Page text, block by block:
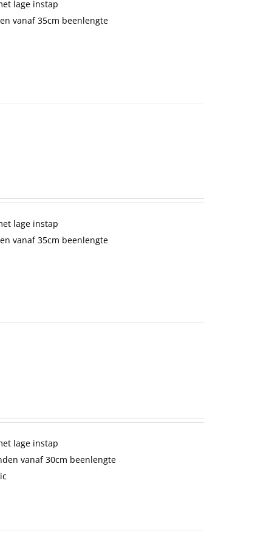
lage instap
vanaf 35cm beenlengte
lage instap
vanaf 35cm beenlengte
lage instap
vanaf 30cm beenlengte